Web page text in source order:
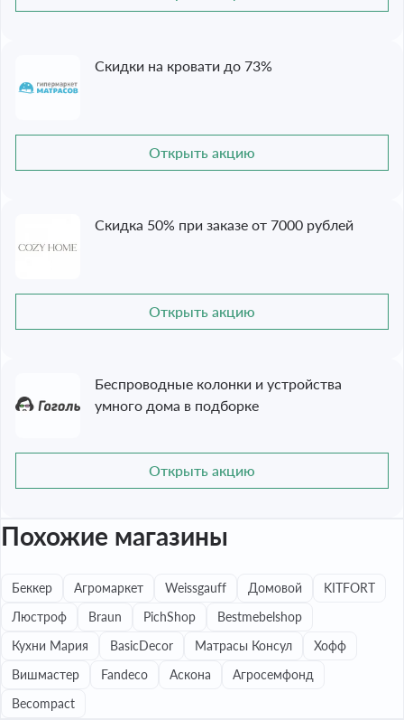
Скидки на кровати до 73%
Открыть акцию
Скидка 50% при заказе от 7000 рублей
Открыть акцию
Беспроводные колонки и устройства
умного дома в подборке
Открыть акцию
Похожие магазины
Беккер Агромаркет Weissgauff Домовой
KITFORT
Люстроф
Braun PichShop
Bestmebelshop
Кухни Мария
BasicDecor Матрасы Консул
Хофф
Вишмастер
Fandeco Аскона
Агросемфонд
Becompact